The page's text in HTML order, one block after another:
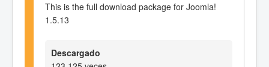
This is the full download package for Joomla!
1.5.13
Descargado